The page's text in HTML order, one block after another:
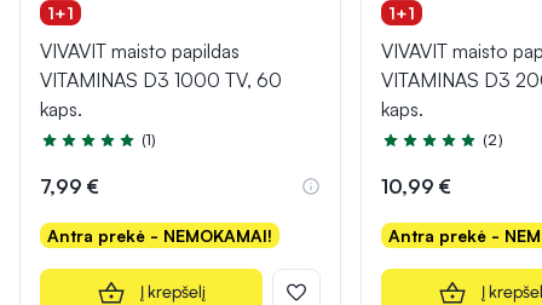
1+1
VIVAVIT maisto papildas
VITAMINAS D3 1000 TV, 60
kaps.
Įvertinimas 5.0 iš 5
(1)
7,99 €
Antra prekė - NEMOKAMAI!
Į krepšelį
1+1
VIVAVIT maisto
VITAMINAS D3
kaps.
Įvertinimas 5.0 iš 5
(2)
10,99 €
Antra prekė -
Į